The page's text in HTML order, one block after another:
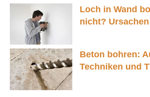
Loch in Wand
nicht?
Beton bohren:
Techniken und